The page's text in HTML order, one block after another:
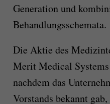
Generation und
Behandlungsschemata.
Die Aktie des
Merit Medical
nachdem das
Vorstands bekannt